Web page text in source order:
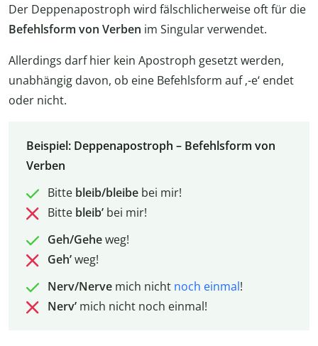
Der Deppenapostroph wird fälschlicherweise oft für die
Befehlsform von Verben im Singular verwendet.
Allerdings darf hier kein Apostroph gesetzt werden,
unabhängig davon, ob eine Befehlsform auf ‚-e‘ endet
oder nicht.
Beispiel: Deppenapostroph – Befehlsform von
Verben
Bitte bleib/bleibebei mir!
Bitte bleib’bei mir!
Geh/Geheweg!
Geh’weg!
Nerv/Nerve mich nicht noch einmal!
Nerv’mich nicht noch einmal!